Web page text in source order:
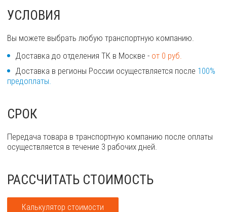
УСЛОВИЯ
Вы можете выбрать любую транспортную компанию.
Доставка до отделения ТК в Москве - от 0 руб.
Доставка в регионы России осуществляется после 100%
предоплаты.
СРОК
Передача товара в транспортную компанию после оплаты
осуществляется в течение 3 рабочих дней.
РАССЧИТАТЬ СТОИМОСТЬ
Калькулятор стоимости